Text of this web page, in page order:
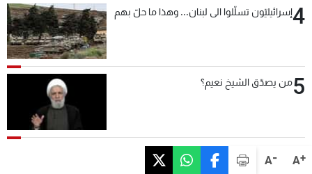
A+
A-
4إسرائيليّون تسلّلوا الى لبنان... وهذا ما حلّ بهم
5من يصدّق الشيخ نعيم؟